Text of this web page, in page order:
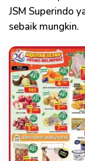
JSM Superindo
sebaik mungkin.